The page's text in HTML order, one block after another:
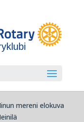
mereni elokuva